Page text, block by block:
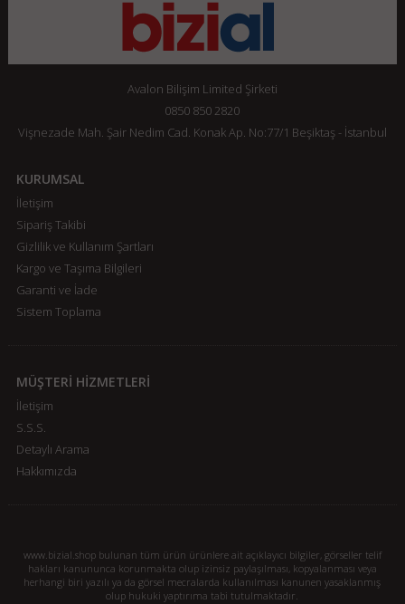
Avalon Bilişim Limited Şirketi
0850 850 2820
Vişnezade Mah. Şair Nedim Cad. Konak Ap. No:77/1 Beşiktaş - İstanbul
KURUMSAL
İletişim
Sipariş Takibi
Gizlilik ve Kullanım Şartları
Kargo ve Taşıma Bilgileri
Garanti ve İade
Sistem Toplama
MÜŞTERİ HİZMETLERİ
İletişim
S.S.S.
Detaylı Arama
Hakkımızda
www.bizial.shop bulunan tüm ürün ürünlere ait açıklayıcı bilgiler, görseller telif
hakları kanununca korunmakta olup izinsiz paylaşılması, kopyalanması veya
herhangi biri yazılı ya da görsel mecralarda kullanılması kanunen yasaklanmış
olup hukuki yaptırıma tabi tutulmaktadır.